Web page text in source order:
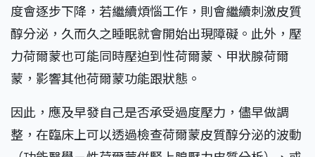
度會逐步下降，若繼續煩惱工作，則會繼續刺激皮質
醇分泌，久而久之睡眠就會開始出現障礙。此外，壓
力荷爾蒙也可能同時壓迫到性荷爾蒙、甲狀腺荷爾
蒙，影響其他荷爾蒙功能跟狀態。
因此，應及早發自己是否承受過度壓力，儘早做調
整，在臨床上可以透過檢查荷爾蒙皮質醇分泌的波動